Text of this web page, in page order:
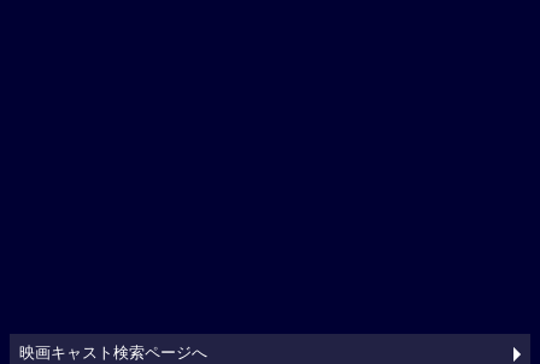
映画キャスト検索ページへ